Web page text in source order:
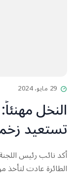
29 مايو، 2024
النخل مهنئاً:
تستعيد
أكد نائب رئيس اللجنة
الطائرة عادت لتأخذ